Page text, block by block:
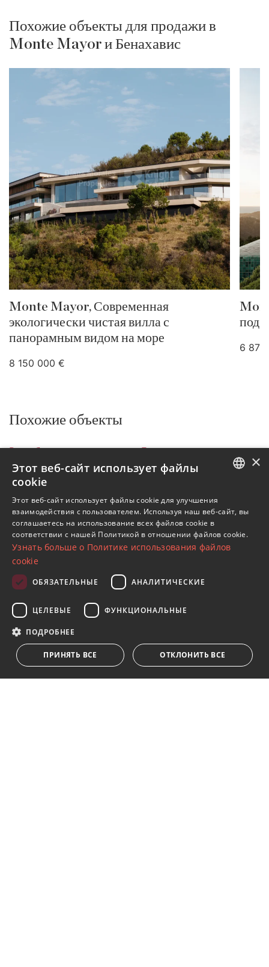
Похожие объекты для продажи в
Monte Mayor и Бенахавис
Monte Mayor, Современная
экологически чистая вилла с
панорамным видом на море
8 150 000 €
под
6
Похожие объекты
Все объекты на продажу
Бенахавис
Monte Mayor
Виллы DMD1478-12
Объекты в Monte Mayor
Объекты в Бенахавис
Виллы в Monte Mayor
Получайте обновления о недвижимости, новостях
и образе жизни в Марбелье
Подписаться
Я принимаюполитика конфиденциальности
SPANISH
FRENCH
×
Этот веб-сайт использует файлы
cookie
Этот веб-сайт использует файлы cookie для улучшения
взаимодействия с пользователем. Используя наш веб-сайт, вы
соглашаетесь на использование всех файлов cookie в
соответствии с нашей Политикой в ​​отношении файлов cookie.
Узнать больше о Политике использования файлов
cookie
ОБЯЗАТЕЛЬНЫЕ АНАЛИТИЧЕСКИЕ
ЦЕЛЕВЫЕ ФУНКЦИОНАЛЬНЫЕ
ПОДРОБНЕЕ
ПРИНЯТЬ ВСЕ ОТКЛОНИТЬ ВСЕ